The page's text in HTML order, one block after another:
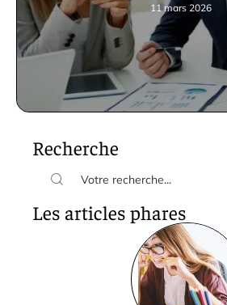
11 mars 2026
Recherche
Les articles phares